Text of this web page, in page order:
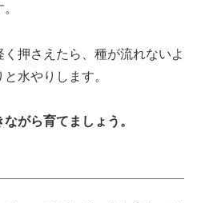
押さえたら、種が流れないよ
水やりします。
がら育てましょう。